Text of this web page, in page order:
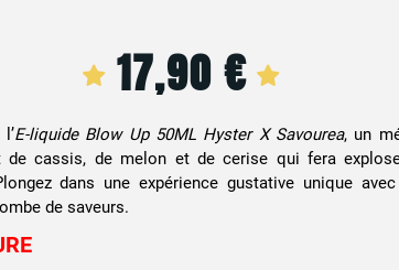
17,90€
E-liquide Blow Up 50ML Hyster X Savourea, un
de cassis, de melon et de cerise qui fera
dans une expérience gustative unique
de saveurs.